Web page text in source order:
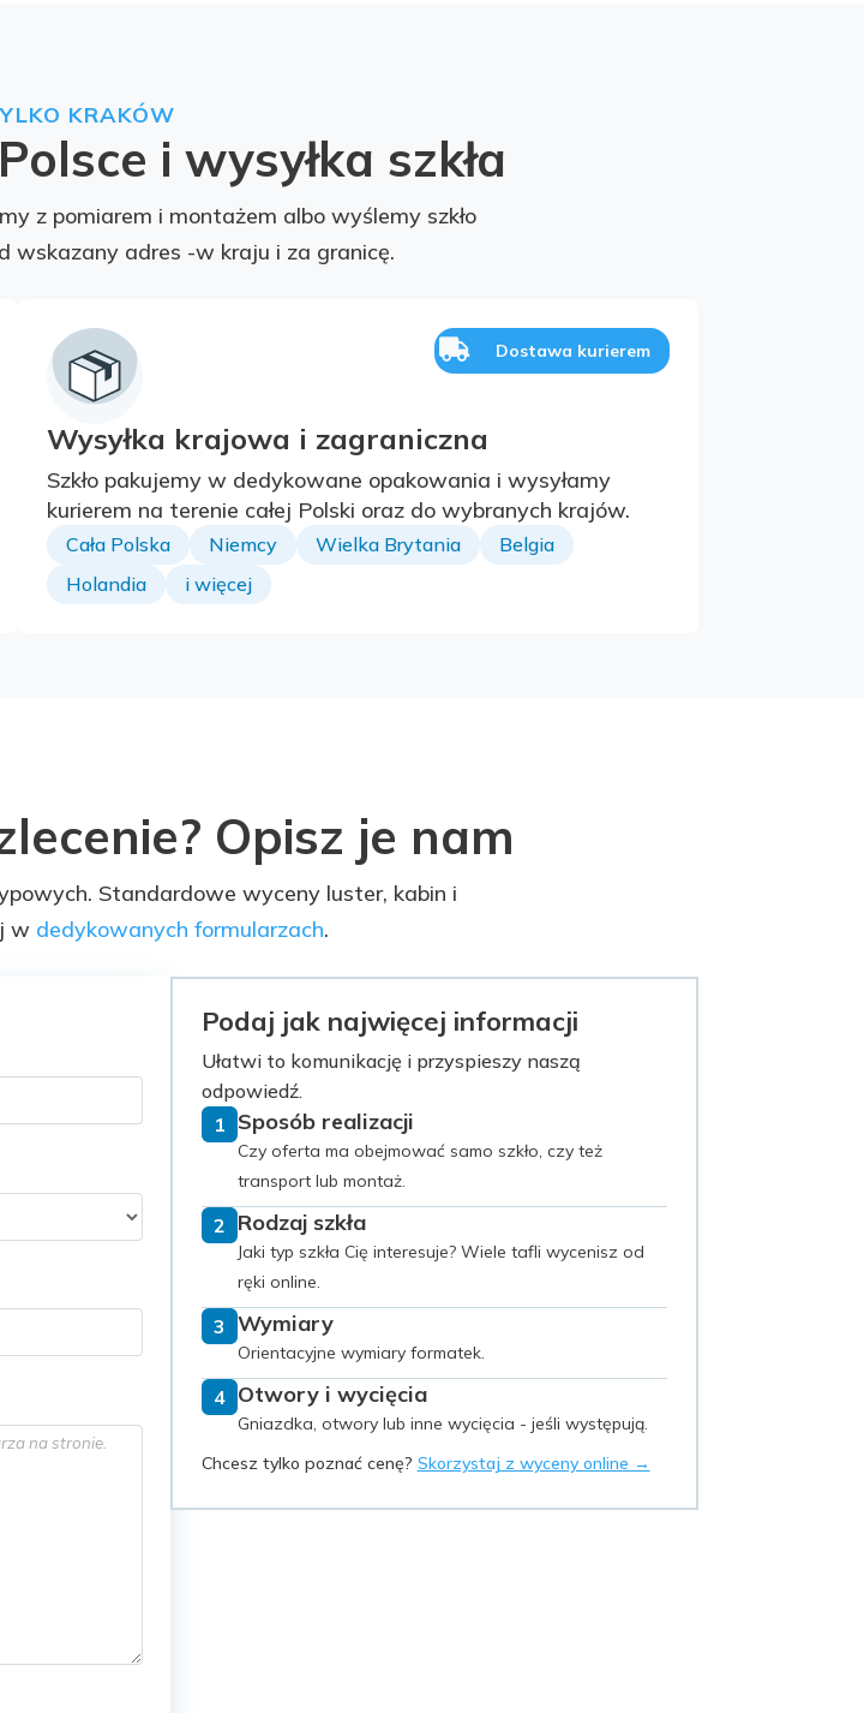
KRAKÓW
i wysyłka szkła
z pomiarem i montażem albo wyślemy szkło
wskazany adres -w kraju i za granicę.
 Dostawa kurierem
Wysyłka krajowa i zagraniczna
Szkło pakujemy w dedykowane opakowania i wysyłamy
kurierem na terenie całej Polski oraz do wybranych krajów.
Cała Polska Niemcy Wielka Brytania
Belgia
Holandia
i więcej
Opisz je nam
Standardowe wyceny luster, kabin i
w dedykowanych formularzach.
Podaj jak najwięcej informacji
Ułatwi to komunikację i przyspieszy naszą
odpowiedź.
1 Sposób realizacji
Czy oferta ma obejmować samo szkło, czy też
transport lub montaż.
2 Rodzaj szkła
Jaki typ szkła Cię interesuje? Wiele tafli wycenisz od
ręki online.
3 Wymiary
Orientacyjne wymiary formatek.
4 Otwory i wycięcia
Gniazdka, otwory lub inne wycięcia - jeśli występują.
Chcesz tylko poznać cenę? Skorzystaj z wyceny online →